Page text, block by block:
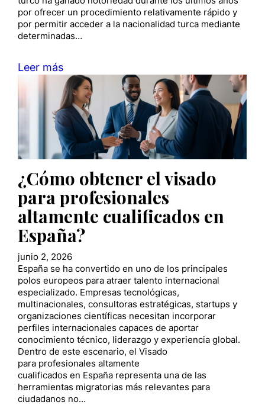
por ofrecer un procedimiento relativamente rápido y
por permitir acceder a la nacionalidad turca mediante
determinadas…
Leer más
¿Cómo obtener el visado
para profesionales
altamente cualificados en
España?
junio 2, 2026
España se ha convertido en uno de los principales
polos europeos para atraer talento internacional
especializado. Empresas tecnológicas,
multinacionales, consultoras estratégicas, startups y
organizaciones científicas necesitan incorporar
perfiles internacionales capaces de aportar
conocimiento técnico, liderazgo y experiencia global.
Dentro de este escenario, el Visado
para profesionales altamente
cualificados en España representa una de las
herramientas migratorias más relevantes para
ciudadanos no…